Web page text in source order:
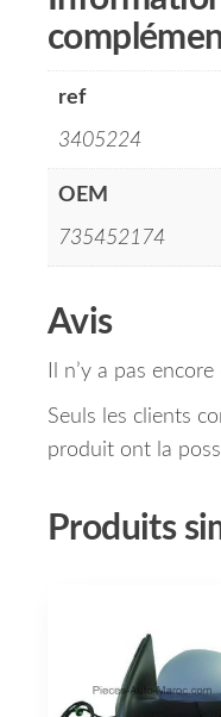
ref
3405224
OEM
735452174
Avis
Il n’y a pas encore
Seuls les clients
produit ont la
Produits